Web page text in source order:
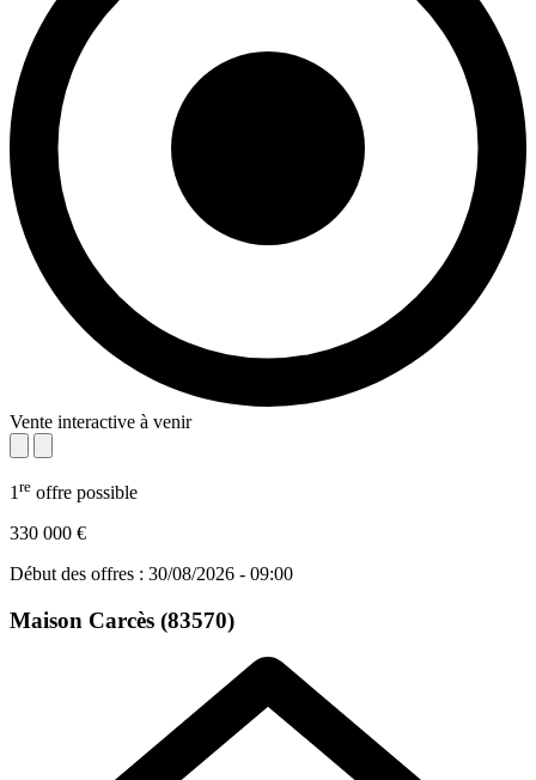
Vente interactive à venir
1 re offre possible
330 000 €
Début des offres : 30/08/2026 - 09:00
Maison Carcès (83570)